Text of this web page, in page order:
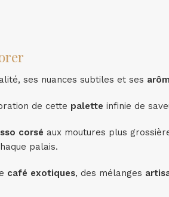
ses nuances subtiles et ses
de cette palette infinie de
corsé aux moutures plus
palais.
café exotiques, des mélanges